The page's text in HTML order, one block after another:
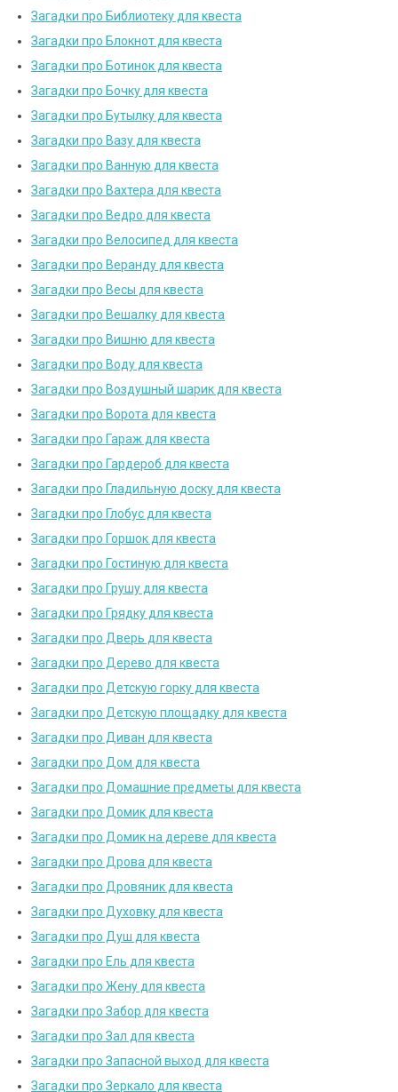
Загадки про Библиотеку для квеста
Загадки про Блокнот для квеста
Загадки про Ботинок для квеста
Загадки про Бочку для квеста
Загадки про Бутылку для квеста
Загадки про Вазу для квеста
Загадки про Ванную для квеста
Загадки про Вахтера для квеста
Загадки про Ведро для квеста
Загадки про Велосипед для квеста
Загадки про Веранду для квеста
Загадки про Весы для квеста
Загадки про Вешалку для квеста
Загадки про Вишню для квеста
Загадки про Воду для квеста
Загадки про Воздушный шарик для квеста
Загадки про Ворота для квеста
Загадки про Гараж для квеста
Загадки про Гардероб для квеста
Загадки про Гладильную доску для квеста
Загадки про Глобус для квеста
Загадки про Горшок для квеста
Загадки про Гостиную для квеста
Загадки про Грушу для квеста
Загадки про Грядку для квеста
Загадки про Дверь для квеста
Загадки про Дерево для квеста
Загадки про Детскую горку для квеста
Загадки про Детскую площадку для квеста
Загадки про Диван для квеста
Загадки про Дом для квеста
Загадки про Домашние предметы для квеста
Загадки про Домик для квеста
Загадки про Домик на дереве для квеста
Загадки про Дрова для квеста
Загадки про Дровяник для квеста
Загадки про Духовку для квеста
Загадки про Душ для квеста
Загадки про Ель для квеста
Загадки про Жену для квеста
Загадки про Забор для квеста
Загадки про Зал для квеста
Загадки про Запасной выход для квеста
Загадки про Зеркало для квеста